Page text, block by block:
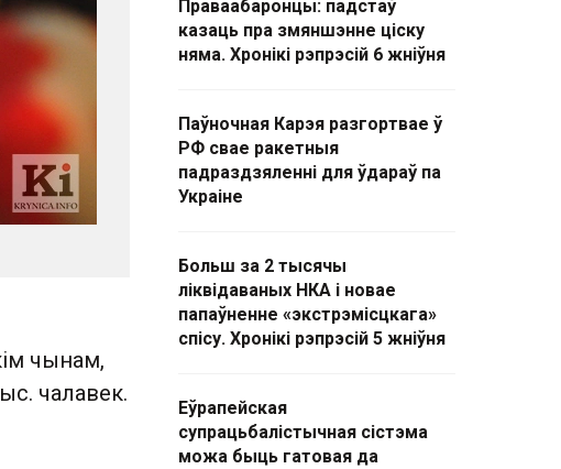
чынам,
чалавек.
Праваабаронцы: падстаў
казаць пра змяншэнне ціску
няма. Хронікі рэпрэсій 6 жніўня
Паўночная Карэя разгортвае ў
РФ свае ракетныя
падраздзяленні для ўдараў па
Украіне
Больш за 2 тысячы
ліквідаваных НКА і новае
папаўненне «экстрэмісцкага»
спісу. Хронікі рэпрэсій 5 жніўня
Еўрапейская
супрацьбалістычная сістэма
можа быць гатовая да